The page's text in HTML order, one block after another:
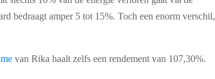
bedraagt amper 5 tot 15%. Toch een enorm verschil,
van Rika haalt zelfs een rendement van 107,30%.